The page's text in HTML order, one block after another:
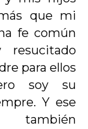
que mi
fe común
para ellos
soy su
Y ese
también